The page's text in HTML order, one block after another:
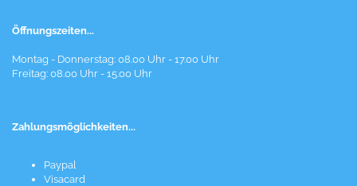
Öffnungszeiten...
Montag - Donnerstag: 08.00 Uhr - 17.00 Uhr
Freitag: 08.00 Uhr - 15.00 Uhr
Zahlungsmöglichkeiten...
Paypal
Visacard